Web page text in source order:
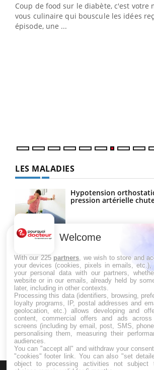
Coup de food sur le diabète, c'est votre
vous culinaire qui bouscule les idées
épisode, une ...
LES MALADIES
Hypotension
pression artérielle
Drépanocytose : une
globules rouges aux
Maladie de Charcot
amyotrophique)
Welcome
With our 225 partners , we wish to store and
your devices (cookies, pixels in emails, etc.),
your personal data with our partners,
website or in our emails, already held by
later, including in other contexts.
Processing this data (identifiers, browsing,
loyalty programs, IP, postal addresses and
geolocation, etc.) allows developing and
content, commercial offers and ads
screens (including by email, post, SMS,
personalising them, measuring their
audiences.
You can "accept all" and withdraw your
"cookies" footer link . You can also "set
object to processing activities not subject